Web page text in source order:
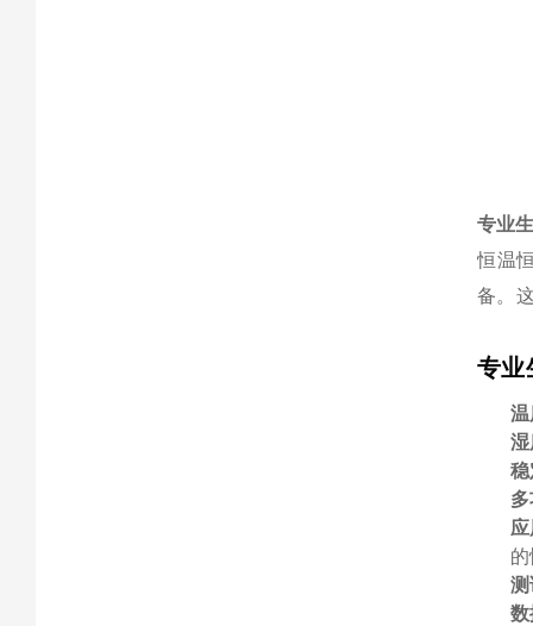
专业
恒温
备。
专业
温
湿
稳
测